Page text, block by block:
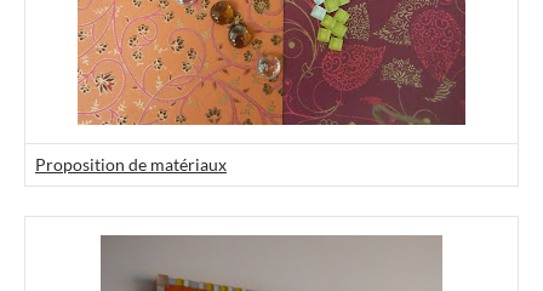
Proposition de matériaux